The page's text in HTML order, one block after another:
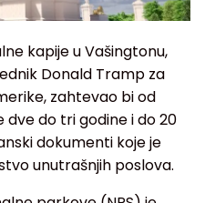
kapije u Vašingtonu,
Donald Tramp za
zahtevao bi od
do tri godine i do 20
dokumenti koje je
unutrašnjih poslova.